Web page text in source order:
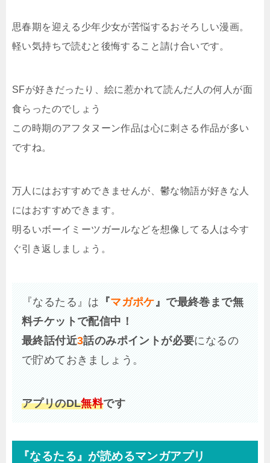
思春期を迎える少年少女が苦悩するおそろしい漫画。
軽い気持ちで読むと後悔すること請け合いです。
SFが好きだったり、絵に惹かれて読んだ人の何人が面
食らったのでしょう
この時期のアフタヌーン作品は心に刺さる作品が多い
ですね。
万人にはおすすめできませんが、鬱な物語が好きな人
にはおすすめできます。
明るいボーイミーツガールなどを想像してる人は今す
ぐ引き返しましょう。
『なるたる』は 『マガポケ 』で最終巻まで無
料チケットで配信中！
最終話付近3話のみポイントが必要になるの
で貯めておきましょう。
アプリのDL無料です
『なるたる』が読めるマンガアプリ